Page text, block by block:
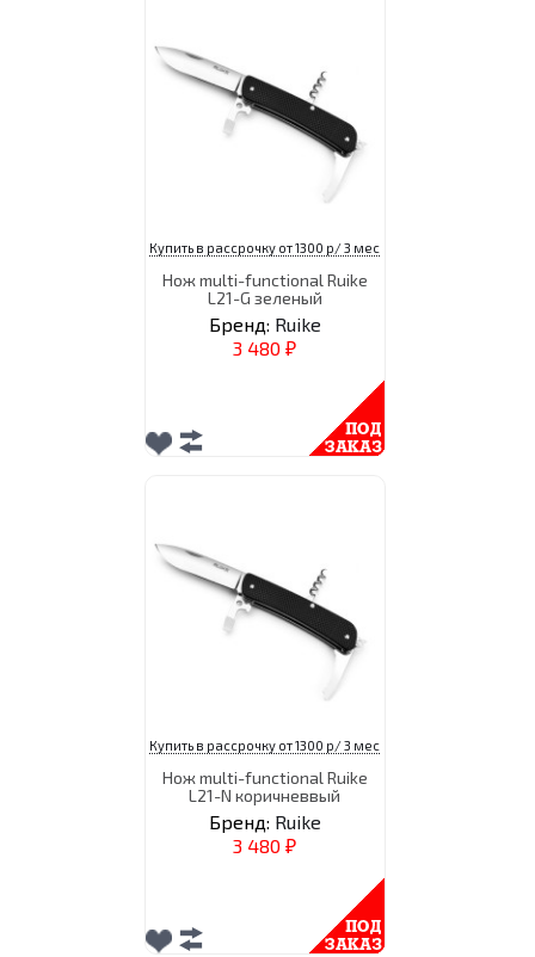
Купить в рассрочку от 1300 р/ 3 мес
Нож multi-functional Ruike
L21-G зеленый
Бренд: Ruike
3 480 ₽
Купить в рассрочку от 1300 р/ 3 мес
Нож multi-functional Ruike
L21-N коричневвый
Бренд: Ruike
3 480 ₽